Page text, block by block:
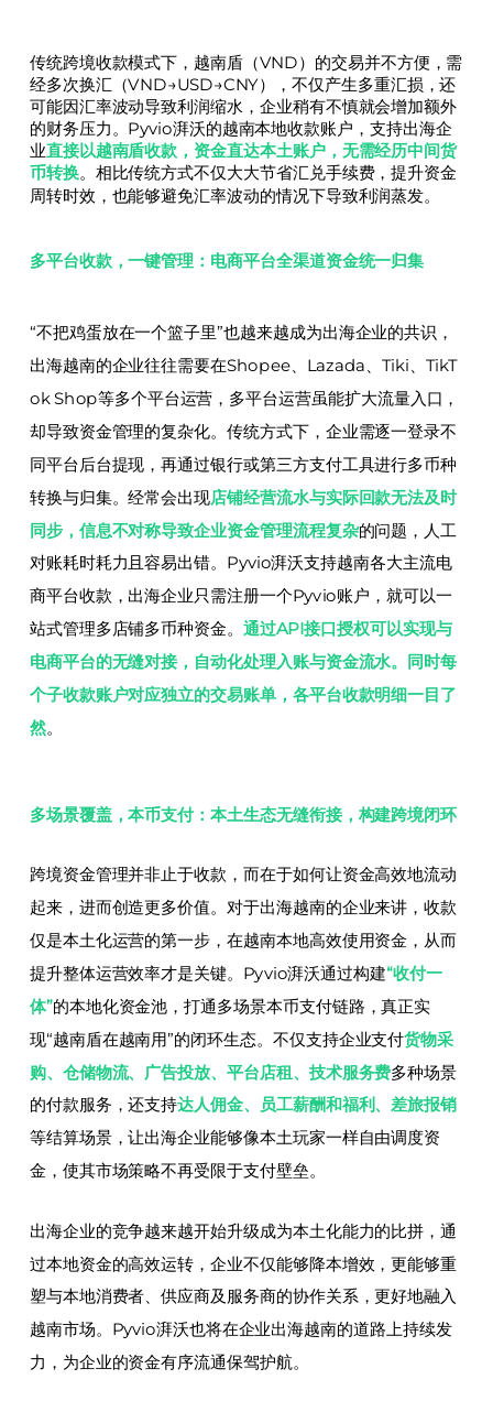
传统跨境收款模式下，越南盾（VND）的交易并不方便，需
经多次换汇（VND→USD→CNY），不仅产生多重汇损，还
可能因汇率波动导致利润缩水，企业稍有不慎就会增加额外
的财务压力。Pyvio湃沃的越南本地收款账户，支持出海企
业直接以越南盾收款，资金直达本土账户，无需经历中间货
币转换。相比传统方式不仅大大节省汇兑手续费，提升资金
周转时效，也能够避免汇率波动的情况下导致利润蒸发。
多平台收款，一键管理：电商平台全渠道资金统一归集
“不把鸡蛋放在一个篮子里”也越来越成为出海企业的共识，
出海越南的企业往往需要在Shopee、 Lazada、Tiki、TikT
ok Shop等多个平台运营，多平台运营虽能扩大流量入口，
却导致资金管理的复杂化。传统方式下，企业需逐一登录不
同平台后台提现，再通过银行或第三方支付工具进行多币种
转换与归集。经常会出现店铺经营流水与实际回款无法及时
同步，信息不对称导致企业资金管理流程复杂的问题，人工
对账耗时耗力且容易出错。Pyvio湃沃支持越南各大主流电
商平台收款，出海企业只需注册一个Pyvio账户，就可以一
站式管理多店铺多币种资金。通过API接口授权可以实现与
电商平台的无缝对接，自动化处理入账与资金流水。同时每
个子收款账户对应独立的交易账单，各平台收款明细一目了
然。
多场景覆盖，本币支付：本土生态无缝衔接，构建跨境闭环
跨境资金管理并非止于收款，而在于如何让资金高效地流动
起来，进而创造更多价值。对于出海越南的企业来讲，收款
仅是本土化运营的第一步，在越南本地高效使用资金，从而
提升整体运营效率才是关键。Pyvio湃沃通过构建“收付一
体”的本地化资金池，打通多场景本币支付链路，真正实
现“越南盾在越南用”的闭环生态。不仅支持企业支付货物采
购、仓储物流、广告投放、平台店租、技术服务费多种场景
的付款服务，还支持达人佣金、员工薪酬和福利、差旅报销
等结算场景，让出海企业能够像本土玩家一样自由调度资
金，使其市场策略不再受限于支付壁垒。
出海企业的竞争越来越开始升级成为本土化能力的比拼，通
过本地资金的高效运转，企业不仅能够降本增效，更能够重
塑与本地消费者、供应商及服务商的协作关系，更好地融入
越南市场。Pyvio湃沃也将在企业出海越南的道路上持续发
力，为企业的资金有序流通保驾护航。